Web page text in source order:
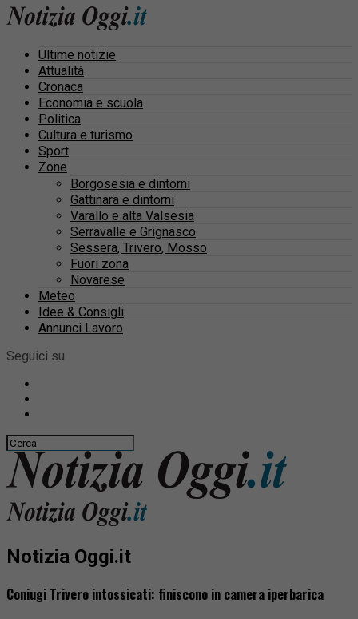
Ultime notizie
Attualità
Cronaca
Economia e scuola
Politica
Cultura e turismo
Sport
Zone
Borgosesia e dintorni
Gattinara e dintorni
Varallo e alta Valsesia
Serravalle e Grignasco
Sessera, Trivero, Mosso
Fuori zona
Novarese
Meteo
Idee & Consigli
Annunci Lavoro
Seguici su
Notizia Oggi.it
Coniugi Trivero intossicati: finiscono in camera iperbarica